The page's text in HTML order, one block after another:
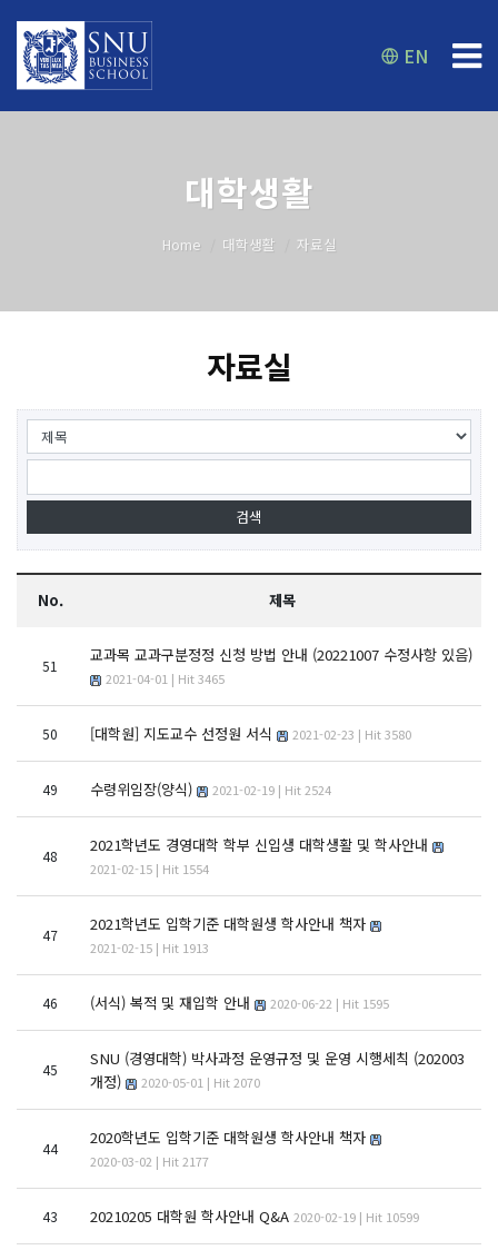
EN
대학생활
Home 대학생활 자료실
자료실
No. 제목
51
교과목 교과구분정정 신청 방법 안내 (20221007 수정사항 있음)
2021-04-01 | Hit 3465
50 [대학원] 지도교수 선정원 서식 2021-02-23 | Hit 3580
49 수령위임장(양식) 2021-02-19 | Hit 2524
48
2021학년도 경영대학 학부 신입생 대학생활 및 학사안내
2021-02-15 | Hit 1554
47
2021학년도 입학기준 대학원생 학사안내 책자
2021-02-15 | Hit 1913
46 (서식) 복적 및 재입학 안내 2020-06-22 | Hit 1595
45
SNU (경영대학) 박사과정 운영규정 및 운영 시행세칙 (202003
개정)
2020-05-01 | Hit 2070
44
2020학년도 입학기준 대학원생 학사안내 책자
2020-03-02 | Hit 2177
43 20210205 대학원 학사안내 Q&A 2020-02-19 | Hit 10599